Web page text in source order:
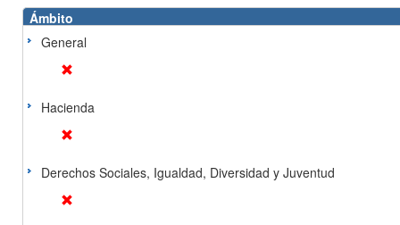
Ámbito
General
Hacienda
Derechos Sociales, Igualdad, Diversidad y Juventud